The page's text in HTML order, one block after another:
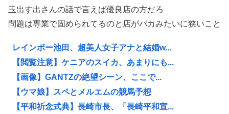
玉出す出さんの話で言えば優良店の方だろ
問題は専業で固められてるのと店がバカみたいに狭いこと
レインボー池田、超美人女子アナと結婚w...
【閲覧注意】ケニアのスイカ、あまりにも...
【画像】GANTZの絶望シーン、ここで...
【ウマ娘】スペとメルエムの競馬予想
【平和祈念式典】長崎市長、「長崎平和宣...